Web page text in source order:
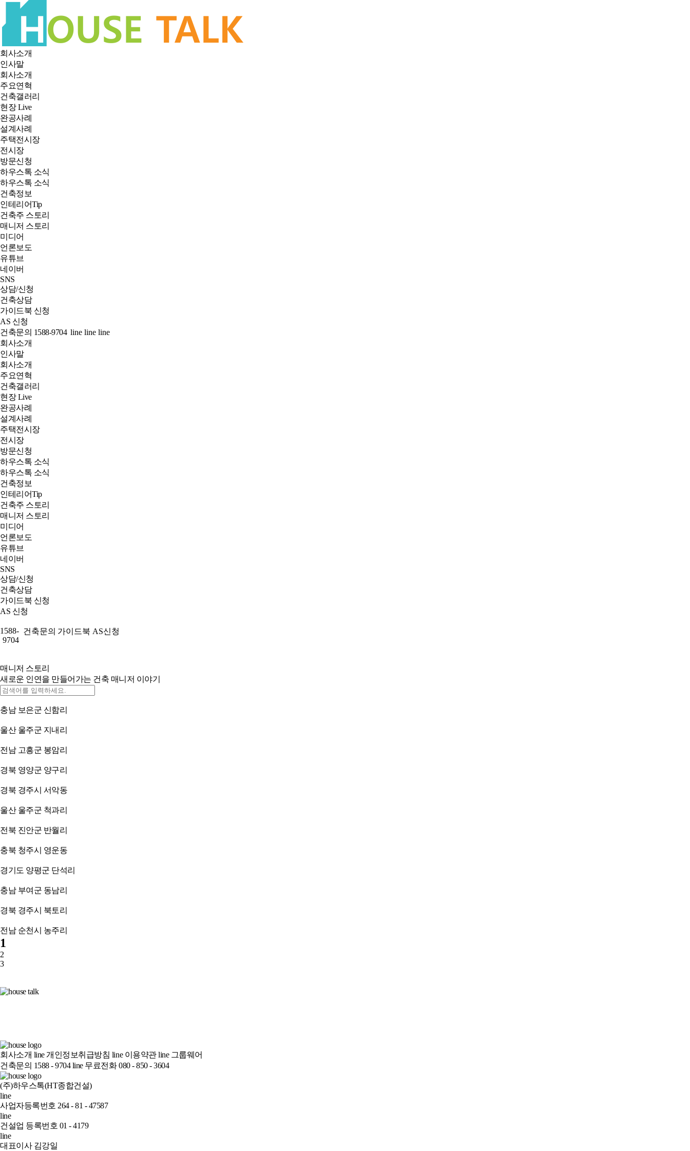
회사소개
인사말
회사소개
주요연혁
건축갤러리
현장 Live
완공사례
설계사례
주택전시장
전시장
방문신청
하우스톡 소식
하우스톡 소식
건축정보
인테리어Tip
건축주 스토리
매니저 스토리
미디어
언론보도
유튜브
네이버
SNS
상담/신청
건축상담
가이드북 신청
AS 신청
건축문의 1588-9704 line line line
회사소개
인사말
회사소개
주요연혁
건축갤러리
현장 Live
완공사례
설계사례
주택전시장
전시장
방문신청
하우스톡 소식
하우스톡 소식
건축정보
인테리어Tip
건축주 스토리
매니저 스토리
미디어
언론보도
유튜브
네이버
SNS
상담/신청
건축상담
가이드북 신청
AS 신청
1588-
9704
건축문의 가이드북 AS신청
매니저 스토리
새로운 인연을 만들어가는 건축 매니저 이야기
충남 보은군 신함리
울산 울주군 지내리
전남 고흥군 봉암리
경북 영양군 양구리
경북 경주시 서악동
울산 울주군 척과리
전북 진안군 반월리
충북 청주시 영운동
경기도 양평군 단석리
충남 부여군 동남리
경북 경주시 북토리
전남 순천시 농주리
1
2
3
회사소개 line 개인정보취급방침 line 이용약관 line 그룹웨어
건축문의 1588 - 9704line무료전화 080 - 850 - 3604
(주)하우스톡(HT종합건설)
line
사업자등록번호 264 - 81 - 47587
line
건설업 등록번호 01 - 4179
line
대표이사 김강일